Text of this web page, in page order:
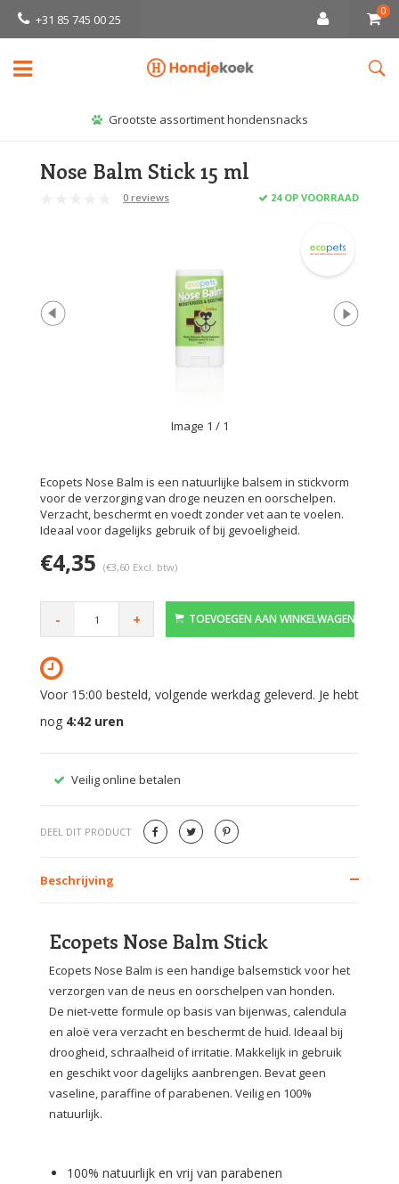
+31 85 745 00 25
0
Grootste assortiment hondensnacks
Nose Balm Stick 15 ml
0 reviews 24 OP VOORRAAD
Image 1 / 1
Ecopets Nose Balm is een natuurlijke balsem in stickvorm
voor de verzorging van droge neuzen en oorschelpen.
Verzacht, beschermt en voedt zonder vet aan te voelen.
Ideaal voor dagelijks gebruik of bij gevoeligheid.
€4,35 (€3,60 Excl. btw)
- + TOEVOEGEN AAN WINKELWAGEN
Voor 15:00 besteld, volgende werkdag geleverd. Je hebt
nog 4:42 uren
Veilig online betalen
DEEL DIT PRODUCT
Beschrijving
Ecopets Nose Balm Stick
Ecopets Nose Balm is een handige balsemstick voor het
verzorgen van de neus en oorschelpen van honden.
De niet-vette formule op basis van bijenwas, calendula
en aloë vera verzacht en beschermt de huid. Ideaal bij
droogheid, schraalheid of irritatie. Makkelijk in gebruik
en geschikt voor dagelijks aanbrengen. Bevat geen
vaseline, paraffine of parabenen. Veilig en 100%
natuurlijk.
100% natuurlijk en vrij van parabenen